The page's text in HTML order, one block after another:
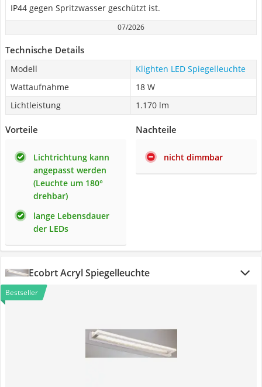
IP44 gegen Spritzwasser geschützt ist.
07/2026
Technische Details
Modell
Klighten LED Spiegelleuchte
Wattaufnahme
18 W
Lichtleistung
1.170 lm
Vorteile
Lichtrichtung kann
angepasst werden
(Leuchte um 180°
drehbar)
lange Lebensdauer
der LEDs
Nachteile
nicht dimmbar
Ecobrt Acryl Spiegelleuchte
Bestseller